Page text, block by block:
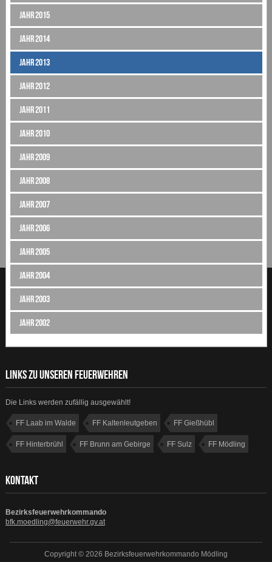
Jahr 2015
Jahr 2014
Jahr 2013
Jahr 2012
Jahr 2011
Jahr 2010
Jahr 2009
Jahr 2008
Jahr 2007
Jahr 2006
Jahr 2005
Jahr 2004
Jahr 2003
Jahr 2002
LINKS ZU UNSEREN FEUERWEHREN
Die Links werden zufällig ausgewählt!
FF Laab im Walde FF Kaltenleutgeben FF Gießhübl
FF Hinterbrühl FF Brunn am Gebirge FF Sulz FF Mödling
KONTAKT
Bezirksfeuerwehrkommando
bfk.moedling@feuerwehr.gv.at
Copyright © 2026 Bezirksfeuerwehrkommando Mödling